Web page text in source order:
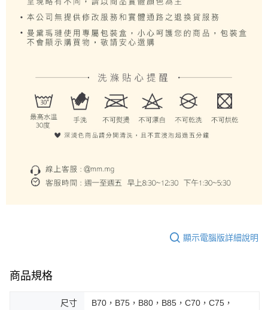
顯示電腦版詳細說明
商品規格
尺寸
B70，B75，B80，B85，C70，C75，